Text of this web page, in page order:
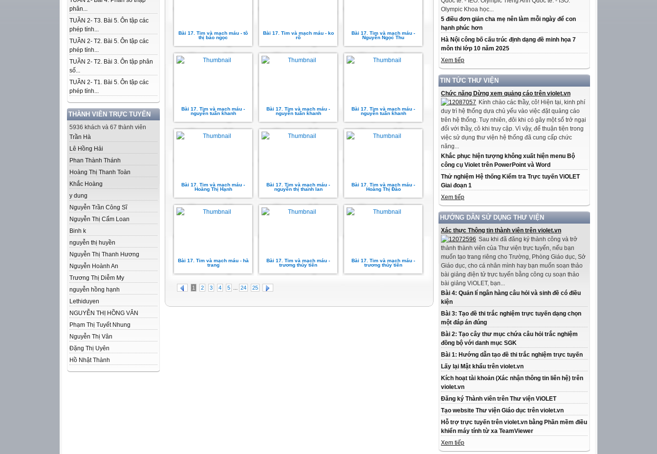
phân...
TUẦN 2- T3. Bài 5. Ôn tập các
phép tính...
TUẦN 2- T2. Bài 5. Ôn tập các
phép tính...
TUẦN 2- T2. Bài 3. Ôn tập phân
số...
TUẦN 2- T1. Bài 5. Ôn tập các
phép tính...
THÀNH VIÊN TRỰC TUYẾN
5936 khách và 67 thành viên
Trần Hà
Lê Hồng Hải
Phan Thành Thánh
Hoàng Thị Thanh Toàn
Khắc Hoàng
y dung
Nguyễn Trần Công Sĩ
Nguyễn Thị Cẩm Loan
Binh k
nguyễn thị huyền
Nguyễn Thị Thanh Hương
Nguyễn Hoành An
Trương Thị Diễm My
nguyễn hồng hạnh
Lethiduyen
NGUYỄN THỊ HỒNG VÂN
Phạm Thị Tuyết Nhung
Nguyễn Thị Vân
Đặng Thị Uyên
Hồ Nhật Thành
Olympic Khoa học...
5 điều đơn giản cha mẹ nên làm mỗi ngày để con
hạnh phúc hơn
Hà Nội công bố cấu trúc định dạng đề minh họa 7
môn thi lớp 10 năm 2025
Xem tiếp
TIN TỨC THƯ VIỆN
Chức năng Dừng xem quảng cáo trên violet.vn
Kính chào các thầy, cô! Hiện tại, kinh phí
duy trì hệ thống dựa chủ yếu vào việc đặt quảng cáo
trên hệ thống. Tuy nhiên, đôi khi có gây một số trở ngại
đối với thầy, cô khi truy cập. Vì vậy, để thuận tiện trong
việc sử dụng thư viện hệ thống đã cung cấp chức
năng...
Khắc phục hiện tượng không xuất hiện menu Bộ
công cụ Violet trên PowerPoint và Word
Thử nghiệm Hệ thống Kiểm tra Trực tuyến ViOLET
Giai đoạn 1
Xem tiếp
HƯỚNG DẪN SỬ DỤNG THƯ VIỆN
Xác thực Thông tin thành viên trên violet.vn
Sau khi đã đăng ký thành công và trở
thành thành viên của Thư viện trực tuyến, nếu bạn
muốn tạo trang riêng cho Trường, Phòng Giáo dục, Sở
Giáo dục, cho cá nhân mình hay bạn muốn soạn thảo
bài giảng điện tử trực tuyến bằng công cụ soạn thảo
bài giảng ViOLET, bạn...
Bài 4: Quản lí ngân hàng câu hỏi và sinh đề có điều
kiện
Bài 3: Tạo đề thi trắc nghiệm trực tuyến dạng chọn
một đáp án đúng
Bài 2: Tạo cây thư mục chứa câu hỏi trắc nghiệm
đồng bộ với danh mục SGK
Bài 1: Hướng dẫn tạo đề thi trắc nghiệm trực tuyến
Lấy lại Mật khẩu trên violet.vn
Kích hoạt tài khoản (Xác nhận thông tin liên hệ) trên
violet.vn
Đăng ký Thành viên trên Thư viện ViOLET
Tạo website Thư viện Giáo dục trên violet.vn
Hỗ trợ trực tuyến trên violet.vn bằng Phần mềm điều
khiển máy tính từ xa TeamViewer
Xem tiếp
Bài 17. Tim và mạch máu - tô
thị bảo ngọc
Bài 17. Tim và mạch máu - ko
rõ
Bài 17. Tim và mạch máu -
Nguyễn Ngọc Thu
Bài 17. Tim và mạch máu -
nguyễn tuấn khanh
Bài 17. Tim và mạch máu -
nguyễn tuấn khanh
Bài 17. Tim và mạch máu -
nguyễn tuấn khanh
Bài 17. Tim và mạch máu -
Hoàng Thị Hạnh
Bài 17. Tim và mạch máu -
nguyễn thị thanh lan
Bài 17. Tim và mạch máu -
Hoàng Thị Đào
Bài 17. Tim và mạch máu - hà
trang
Bài 17. Tim và mạch máu -
trương thủy tiên
Bài 17. Tim và mạch máu -
trương thủy tiên
1 2 3 4 5 ... 24 25